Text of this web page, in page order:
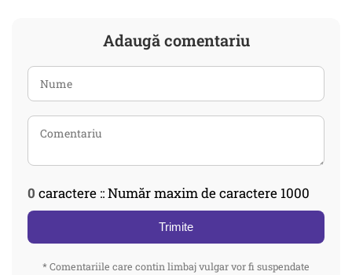
Adaugă comentariu
0 caractere :: Număr maxim de caractere 1000
Trimite
* Comentariile care contin limbaj vulgar vor fi suspendate